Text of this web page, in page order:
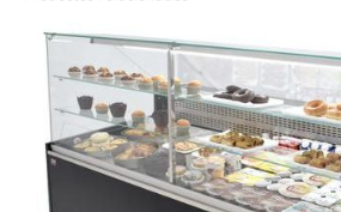
precio
original
era:
2.706,00 €.
precio
actual
es:
1.664,00 €.